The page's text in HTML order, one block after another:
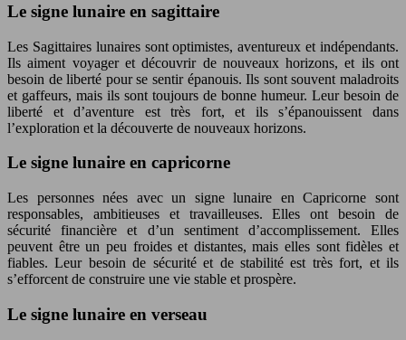
Le signe lunaire en sagittaire
Les Sagittaires lunaires sont optimistes, aventureux et indépendants.
Ils aiment voyager et découvrir de nouveaux horizons, et ils ont
besoin de liberté pour se sentir épanouis. Ils sont souvent maladroits
et gaffeurs, mais ils sont toujours de bonne humeur. Leur besoin de
liberté et d’aventure est très fort, et ils s’épanouissent dans
l’exploration et la découverte de nouveaux horizons.
Le signe lunaire en capricorne
Les personnes nées avec un signe lunaire en Capricorne sont
responsables, ambitieuses et travailleuses. Elles ont besoin de
sécurité financière et d’un sentiment d’accomplissement. Elles
peuvent être un peu froides et distantes, mais elles sont fidèles et
fiables. Leur besoin de sécurité et de stabilité est très fort, et ils
s’efforcent de construire une vie stable et prospère.
Le signe lunaire en verseau